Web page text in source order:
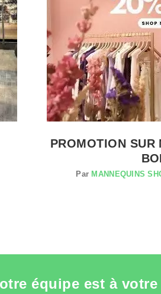
PROMOTION SUR
Par MANNEQUINS
équipe est à votre